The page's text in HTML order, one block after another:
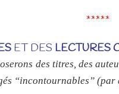
*****
ET DES LECTURES
des titres, des
“incontournables” (par